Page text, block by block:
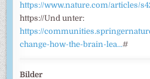
https://www.nature.com/articles/
https://Und unter:
https://
change-how-the-brain-lea…#
Bilder